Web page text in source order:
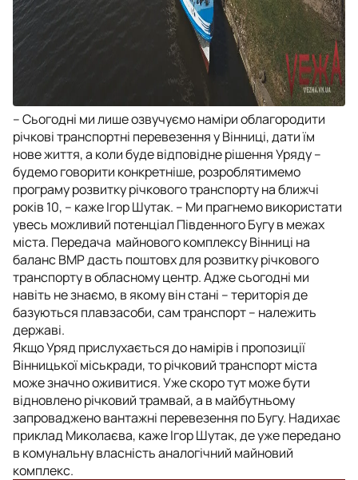
– Сьогодні ми лише озвучуємо наміри облагородити
річкові транспортні перевезення у Вінниці, дати їм
нове життя, а коли буде відповідне рішення Уряду –
будемо говорити конкретніше, розроблятимемо
програму розвитку річкового транспорту на ближчі
років 10, – каже Ігор Шутак. – Ми прагнемо використати
увесь можливий потенціал Південного Бугу в межах
міста. Передача майнового комплексу Вінниці на
баланс ВМР дасть поштовх для розвитку річкового
транспорту в обласному центр. Адже сьогодні ми
навіть не знаємо, в якому він стані – територія де
базуються плавзасоби, сам транспорт – належить
державі.
Якщо Уряд прислухається до намірів і пропозиції
Вінницької міськради, то річковий транспорт міста
може значно оживитися. Уже скоро тут може бути
відновлено річковий трамвай, а в майбутньому
запроваджено вантажні перевезення по Бугу. Надихає
приклад Миколаєва, каже Ігор Шутак, де уже передано
в комунальну власність аналогічний майновий
комплекс.